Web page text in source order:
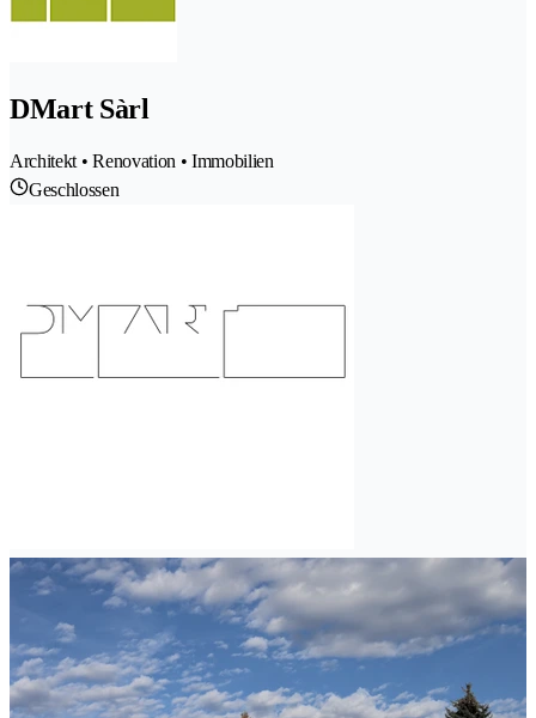
DMart Sàrl
Architekt • Renovation • Immobilien
Geschlossen